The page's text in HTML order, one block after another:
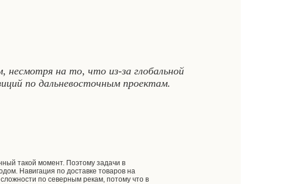
несмотря на то, что из-за глобальной
по дальневосточным проектам.
такой момент. Поэтому задачи в
Навигация по доставке товаров на
по северным рекам, потому что в